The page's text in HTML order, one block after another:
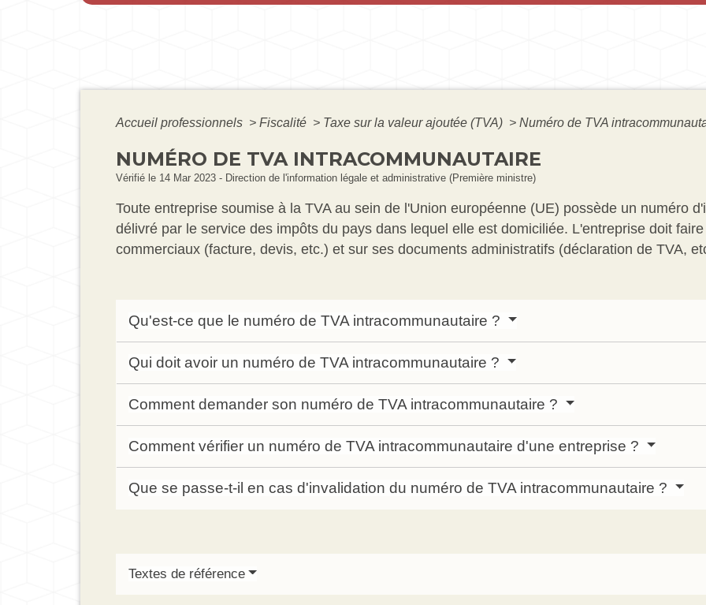
Accueil professionnels > Fiscalité > Taxe sur la valeur ajoutée (TVA) > Numéro de TVA
NUMÉRO DE TVA INTRACOMMUNAUTAIRE
Vérifié le 14 Mar 2023 - Direction de l'information légale et administrative (Première ministre)
Toute entreprise soumise à la TVA au sein de l'Union européenne (UE) possède un numéro
délivré par le service des impôts du pays dans lequel elle est domiciliée. L'entreprise doit
commerciaux (facture, devis, etc.) et sur ses documents administratifs (déclaration de TVA,
Qu'est-ce que le numéro de TVA intracommunautaire ?
Qui doit avoir un numéro de TVA intracommunautaire ?
Comment demander son numéro de TVA intracommunautaire ?
Comment vérifier un numéro de TVA intracommunautaire d'une entreprise ?
Que se passe-t-il en cas d'invalidation du numéro de TVA intracommunautaire ?
Textes de référence